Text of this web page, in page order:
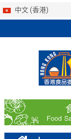
中文 (香港)